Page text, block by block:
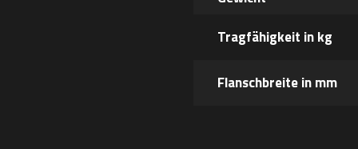
Tragfähigkeit in kg
Flanschbreite in mm